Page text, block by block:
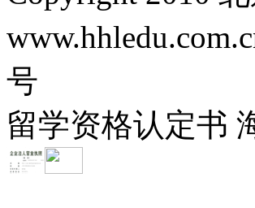
号
留学资格认定书